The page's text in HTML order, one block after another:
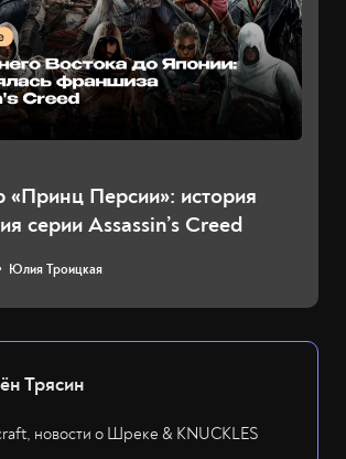
«Принц Персии»: история
серии Assassin’s Creed
Юлия Троицкая
Трясин
новости о Шреке & KNUCKLES